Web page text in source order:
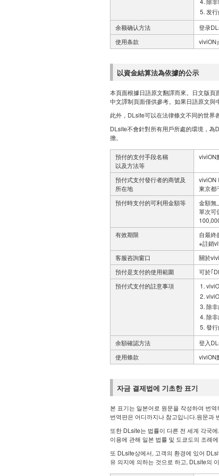
发
余额确认方法
登录
使用条款
viviON
以資金結算法為依據的公示
本頁面根據日語原文翻譯而來。日文版頁
中文譯制頁面僅供參考。如果日語原文
此外，DLsite可以在法律條文不同的世
DLsite不會針對所有用戶所處的環境，
擔。
預付的支付手段名稱
以及方法等
viviON
預付式支付發行者的商號及
所在地
viviON
東京都
預付時支付的可利用金額等
金額無
單次可
有效期限
自最終
※註銷
客服咨詢窗口
關於
預付是支付的使用範圍
可於｢
預付式支付的註意事項
除
除
發
余額確認方法
登入
使用條款
viviON
자금 결제법에 기초한 표기
본 표기는 일본어로 원문을 작성하여 번
번역판은 어디까지나 참고입니다.원문과
또한 DLsite는 법률이 다른 전 세계 각국
이용에 관해 일본 법률 및 도쿄도의 조례
또 DLsite상에서, 고객의 환경에 있어
유 의지에 의하는 것으로 하고, DLsite의